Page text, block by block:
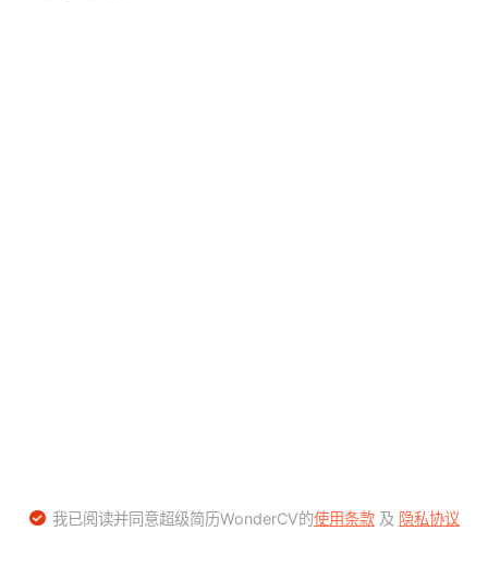
我已阅读并同意超级简历WonderCV的使用条款及 隐私协议